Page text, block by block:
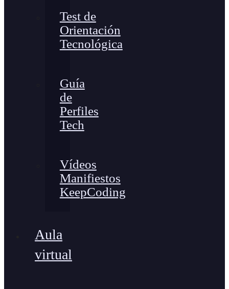
Test de
Orientación
Tecnológica
Guía
de
Perfiles
Tech
Vídeos
Manifiestos
KeepCoding
Aula
virtual